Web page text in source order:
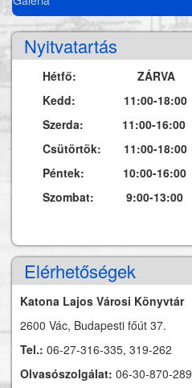
Nyitvatartás
Hétfő: ZÁRVA
Kedd: 11:00-18:00
Szerda: 11:00-16:00
Csütörtök: 11:00-18:00
Péntek: 10:00-16:00
Szombat: 9:00-13:00
Elérhetőségek
Katona Lajos Városi Könyvtár
2600 Vác, Budapesti főút 37.
Tel.: 06-27-316-335, 319-262
Olvasószolgálat: 06-30-870-